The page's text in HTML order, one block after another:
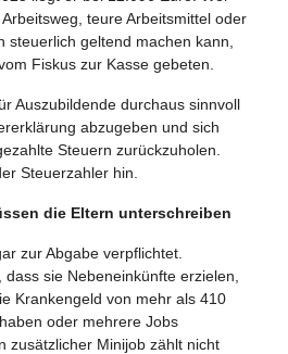
teure Arbeitsmittel oder
steuerlich geltend machen kann,
Fiskus zur Kasse gebeten.
Auszubildende durchaus sinnvoll
abzugeben und sich
Steuern zurückzuholen.
Steuerzahler hin.
die Eltern unterschreiben
zur Abgabe verpflichtet.
sie Nebeneinkünfte erzielen,
Krankengeld von mehr als 410
oder mehrere Jobs
zusätzlicher Minijob zählt nicht